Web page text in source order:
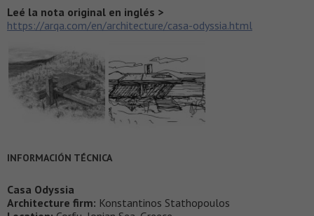
Leé la nota original en inglés >
https://arqa.com/en/architecture/casa-odyssia.html
INFORMACIÓN TÉCNICA
Casa Odyssia
Architecture firm: Konstantinos Stathopoulos